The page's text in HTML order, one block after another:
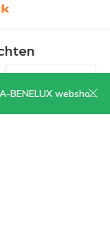
| CLICK HERE NOW!